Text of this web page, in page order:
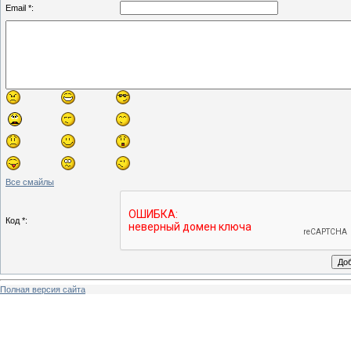
Email *:
Все смайлы
Код *:
Полная версия сайта